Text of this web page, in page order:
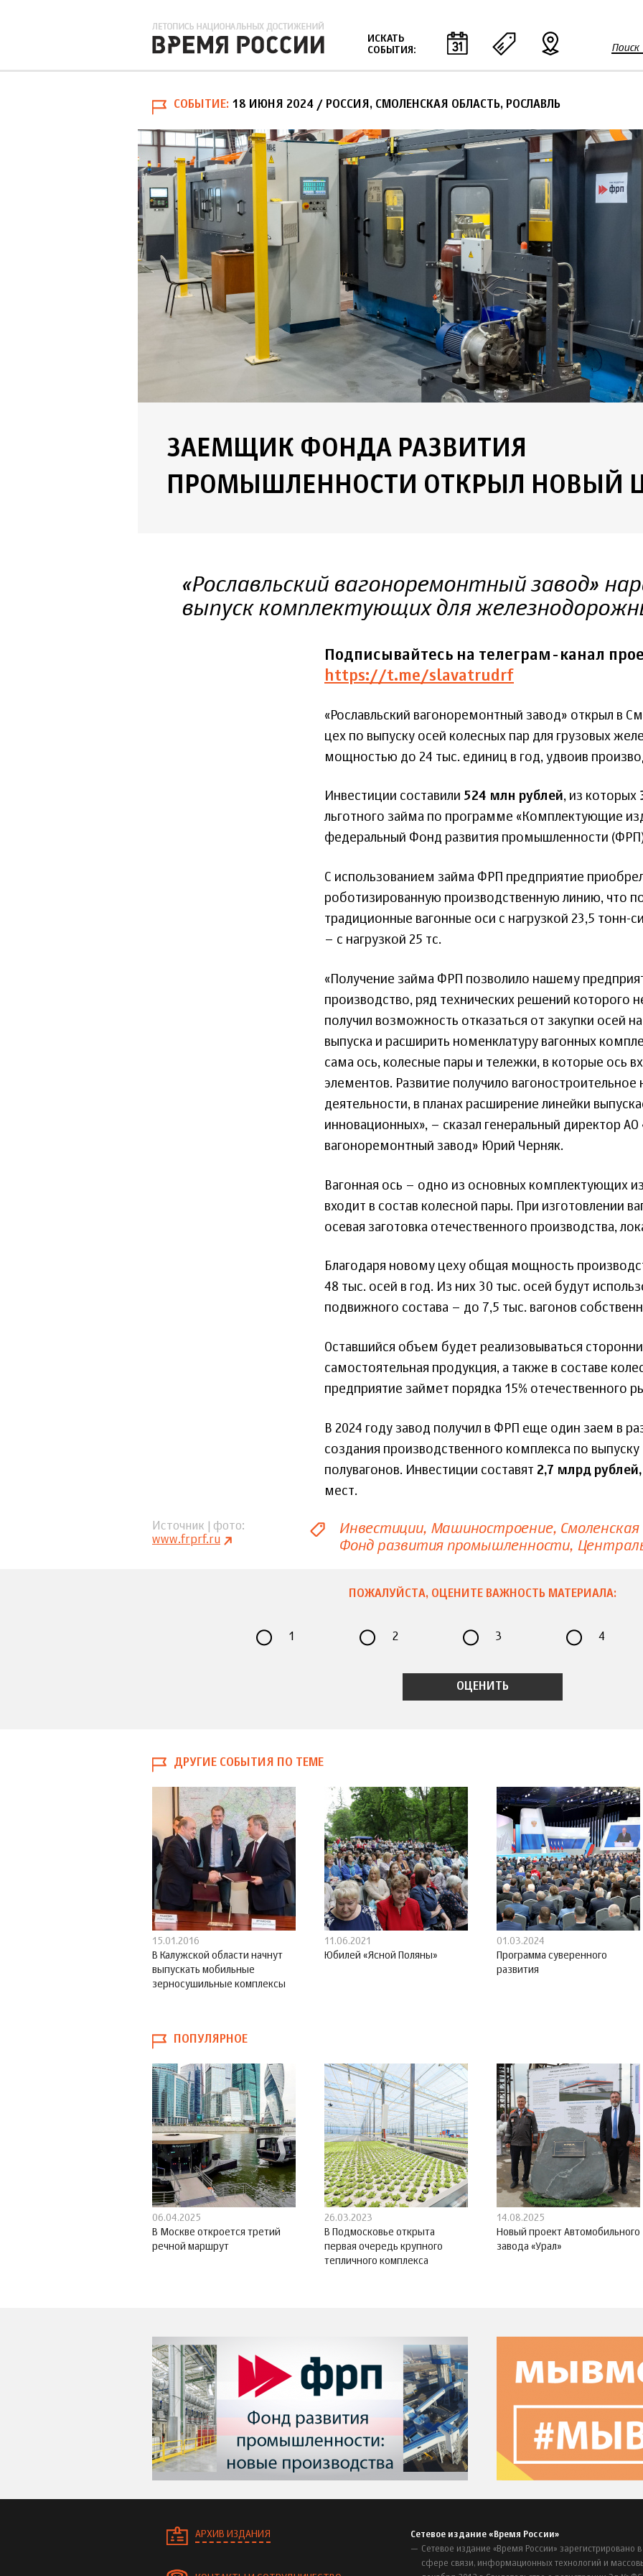
ИСКАТЬ
СОБЫТИЯ:
м
а
п
о
Поиск
СОБЫТИЕ 18 ИЮНЯ 2024 / РОССИЯ, СМОЛЕНСКАЯ ОБЛАСТЬ, РОСЛАВЛЬ
ЗАЕМЩИК ФОНДА РАЗВИТИЯ
ПРОМЫШЛЕННОСТИ ОТКРЫЛ НОВЫЙ
«Рославльский вагоноремонтный завод»
выпуск комплектующих для
Подписывайтесь на телеграм-канал
https://t.me/slavatrudrf
«Рославльский вагоноремонтный завод» открыл в
цех по выпуску осей колесных пар для грузовых
мощностью до 24 тыс. единиц в год, удвоив
Инвестиции составили 524 млн рублей, из которых
льготного займа по программе «Комплектующие
федеральный Фонд развития промышленности
С использованием займа ФРП предприятие
роботизированную производственную линию, что
традиционные вагонные оси с нагрузкой 23,5 тонн-
– с нагрузкой 25 тс.
«Получение займа ФРП позволило нашему
производство, ряд технических решений которого
получил возможность отказаться от закупки осей
выпуска и расширить номенклатуру вагонных
сама ось, колесные пары и тележки, в которые ось
элементов. Развитие получило вагоностроительное
деятельности, в планах расширение линейки
инновационных», – сказал генеральный директор АО
вагоноремонтный завод» Юрий Черняк.
Вагонная ось – одно из основных комплектующих
входит в состав колесной пары. При изготовлении
осевая заготовка отечественного производства,
Благодаря новому цеху общая мощность
48 тыс. осей в год. Из них 30 тыс. осей будут
подвижного состава – до 7,5 тыс. вагонов
Оставшийся объем будет реализовываться
самостоятельная продукция, а также в составе
предприятие займет порядка 15% отечественного
В 2024 году завод получил в ФРП еще один заем в
создания производственного комплекса по выпуску
полувагонов. Инвестиции составят 2,7 млрд рублей,
мест.
Источник | фото
www.frprf.ru
Инвестиции Машиностроение
Фонд развития промышленности
ПОЖАЛУЙСТА, ОЦЕНИТЕ ВАЖНОСТЬ МАТЕРИАЛА:
1 2 3 4
ДРУГИЕ СОБЫТИЯ ПО ТЕМЕ
15.01.2016
В Калужской области начнут
выпускать мобильные
зерносушильные комплексы
11.06.2021
Юбилей «Ясной Поляны»
01.03.2024
Программа суверенного
развития
ПОПУЛЯРНОЕ
06.04.2025
В Москве откроется третий
речной маршрут
26.03.2023
В Подмосковье открыта
первая очередь крупного
тепличного комплекса
14.08.2025
Новый проект Автомобильного
завода «Урал»
АРХИВ ИЗДАНИЯ
Сетевое издание «Время России»
Сетевое издание «Время России» зарегистрировано
сфере связи, информационных технологий и